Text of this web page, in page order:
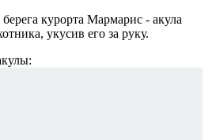
курорта Мармарис - акула
укусив его за руку.